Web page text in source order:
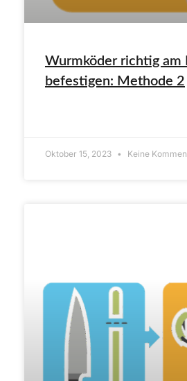
Wurmköder richtig am
befestigen: Methode 2
Oktober 15, 2023 Keine